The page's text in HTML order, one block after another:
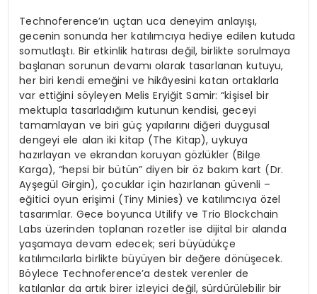
Technoference’ın uçtan uca deneyim anlayışı,
gecenin sonunda her katılımcıya hediye edilen kutuda
somutlaştı. Bir etkinlik hatırası değil, birlikte sorulmaya
başlanan sorunun devamı olarak tasarlanan kutuyu,
her biri kendi emeğini ve hikâyesini katan ortaklarla
var ettiğini söyleyen Melis Eryiğit Samir: “kişisel bir
mektupla tasarladığım kutunun kendisi, geceyi
tamamlayan ve biri güç yapılarını diğeri duygusal
dengeyi ele alan iki kitap (The Kitap), uykuya
hazırlayan ve ekrandan koruyan gözlükler (Bilge
Karga), “hepsi bir bütün” diyen bir öz bakım kart (Dr.
Ayşegül Girgin), çocuklar için hazırlanan güvenli –
eğitici oyun erişimi (Tiny Minies) ve katılımcıya özel
tasarımlar. Gece boyunca Utilify ve Trio Blockchain
Labs üzerinden toplanan rozetler ise dijital bir alanda
yaşamaya devam edecek; seri büyüdükçe
katılımcılarla birlikte büyüyen bir değere dönüşecek.
Böylece Technoference’a destek verenler de
katılanlar da artık birer izleyici değil, sürdürülebilir bir